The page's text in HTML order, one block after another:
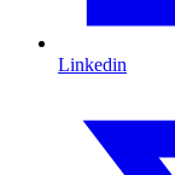
Linkedin